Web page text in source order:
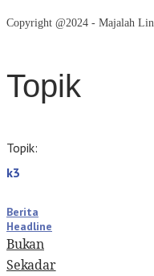
Copyright @2024 - Majalah
Topik
Topik:
k3
Berita
Headline
Bukan
Sekadar